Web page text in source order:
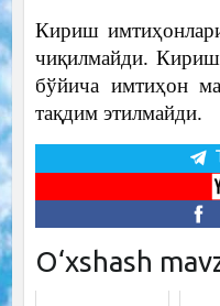
Кириш
чиқилмайди.
бўйича имтиҳон
тақдим этилмайди.
O‘xshash